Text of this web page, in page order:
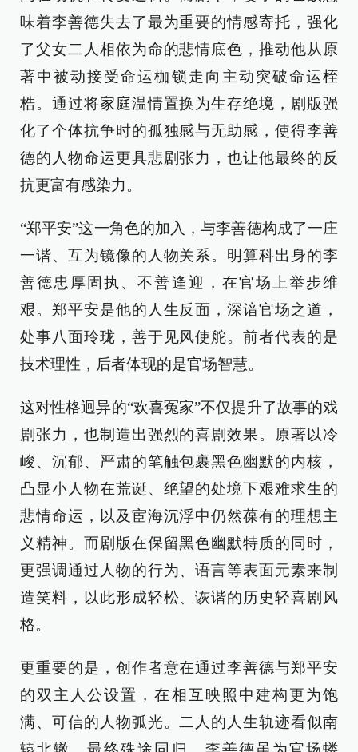
味着李善德失去了最为重要的情感寄托，强化
了父女二人相依为命的悲情底色，推动他从原
著中被动接受命运枷锁走向主动突破命运桎
梏。通过将家庭温情置换为生存绝境，剧版强
化了个体抗争时的孤独感与无助感，使得李善
德的人物命运更具悲剧张力，也让他最终的反
抗更富有感染力。
“郑平安”这一角色的加入，与李善德构成了一庄
一谐、互为镜像的人物关系。明算科出身的李
善德忠厚固执、不善逢迎，在官场上举步维
艰。郑平安是他的人生反面，深谙官场之道，
处事八面玲珑，善于见风使舵。前者代表的是
技术理性，后者体现的是官场智慧。
这对性格迥异的“欢喜冤家”不仅提升了故事的戏
剧张力，也制造出强烈的喜剧效果。原著以冷
峻、沉郁、严肃的笔触包裹黑色幽默的内核，
凸显小人物在荒诞、绝望的处境下艰难求生的
悲情命运，以及宦海沉浮中仍然葆有的理想主
义精神。而剧版在保留黑色幽默特质的同时，
更强调通过人物的行为、语言等表面元素来制
造笑料，以此形成轻松、诙谐的历史轻喜剧风
格。
更重要的是，创作者意在通过李善德与郑平安
的双主人公设置，在相互映照中建构更为饱
满、可信的人物弧光。二人的人生轨迹看似南